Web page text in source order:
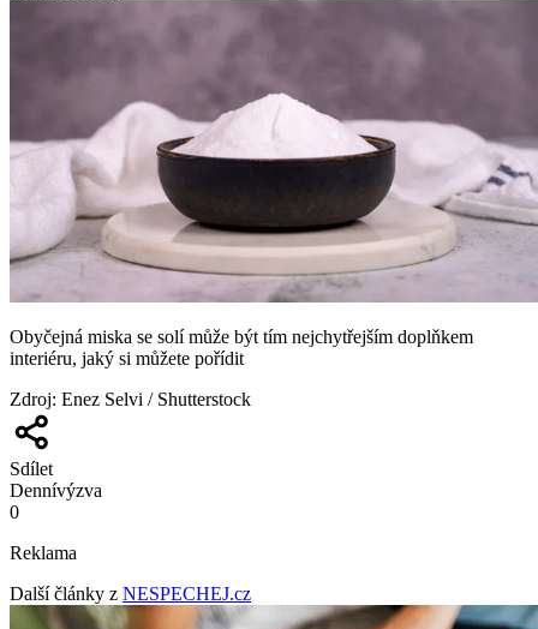
Obyčejná miska se solí může být tím nejchytřejším doplňkem
interiéru, jaký si můžete pořídit
Zdroj: Enez Selvi / Shutterstock
Sdílet
Dennívýzva
0
Reklama
Další články z NESPECHEJ.cz